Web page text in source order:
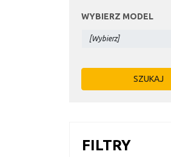
WYBIERZ MODEL
FILTRY